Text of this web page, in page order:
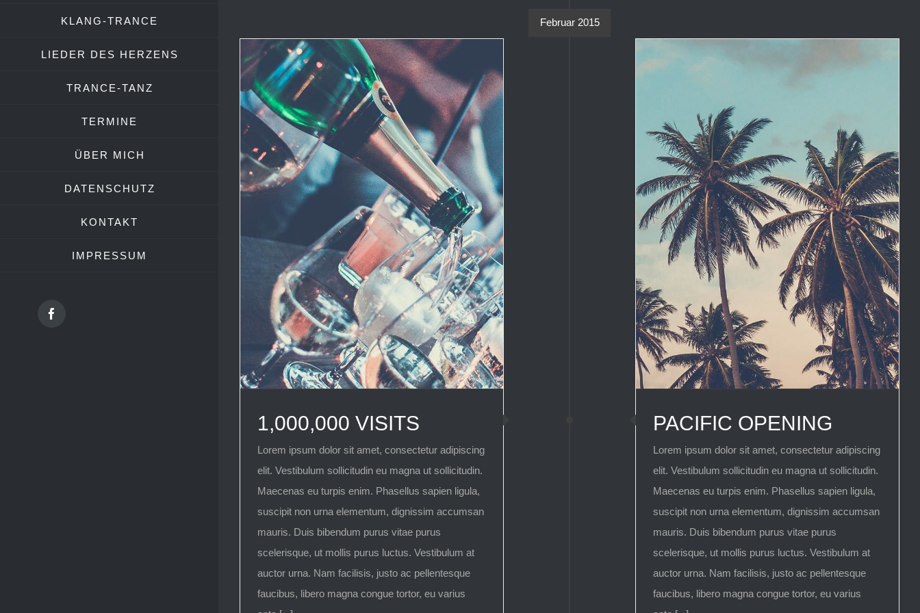
KLANG-TRANCE
LIEDER DES HERZENS
TRANCE-TANZ
TERMINE
ÜBER MICH
DATENSCHUTZ
KONTAKT
IMPRESSUM
Facebook
Februar 2015
1,000,000 VISITS
Lorem ipsum dolor sit amet, consectetur adipiscing
elit. Vestibulum sollicitudin eu magna ut sollicitudin.
Maecenas eu turpis enim. Phasellus sapien ligula,
suscipit non urna elementum, dignissim accumsan
mauris. Duis bibendum purus vitae purus
scelerisque, ut mollis purus luctus. Vestibulum at
auctor urna. Nam facilisis, justo ac pellentesque
faucibus, libero magna congue tortor, eu varius
PACIFIC OPENING
Lorem ipsum dolor sit amet, consectetur adipiscing
elit. Vestibulum sollicitudin eu magna ut sollicitudin.
Maecenas eu turpis enim. Phasellus sapien ligula,
suscipit non urna elementum, dignissim accumsan
mauris. Duis bibendum purus vitae purus
scelerisque, ut mollis purus luctus. Vestibulum at
auctor urna. Nam facilisis, justo ac pellentesque
faucibus, libero magna congue tortor, eu varius